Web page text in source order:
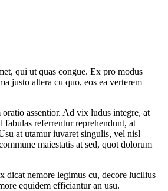
qui ut quas congue. Ex pro modus
justo altera cu quo, eos ea verterem
assentior. Ad vix ludus integre, at
referrentur reprehendunt, at
at utamur iuvaret singulis, vel nisl
maiestatis at sed, quot dolorum
dicat nemore legimus cu, decore lucilius
equidem efficiantur an usu.